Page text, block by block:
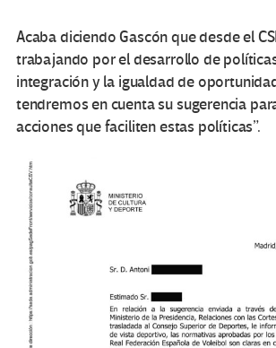
Acaba diciendo Gascón que desde el
trabajando por el desarrollo de
integración y la igualdad de
tendremos en cuenta su sugerencia
acciones que faciliten estas políticas”.